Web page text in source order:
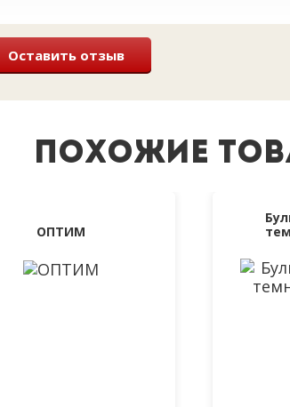
Оставить отзыв
ПОХОЖИЕ
ОПТИМ